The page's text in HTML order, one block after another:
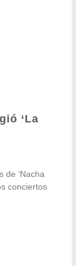
‘La
de ‘Nacha
conciertos